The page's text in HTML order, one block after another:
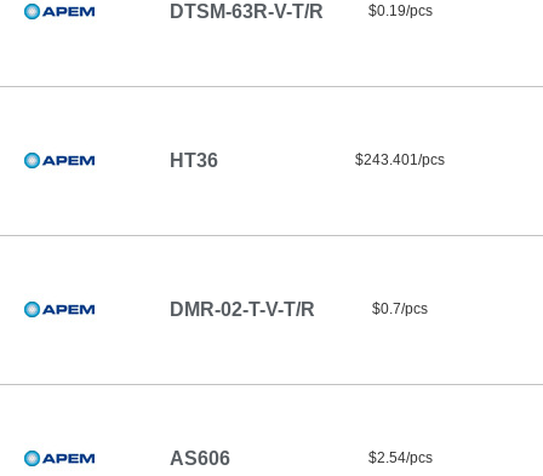
DTSM-63R-V-T/R $0.19/pcs
HT36 $243.401/pcs
DMR-02-T-V-T/R $0.7/pcs
AS606 $2.54/pcs